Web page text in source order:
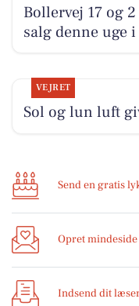
Bollervej 17 og
salg denne uge
VEJRET
Sol og lun luft
Send en gratis
Opret mindeside
Indsend dit